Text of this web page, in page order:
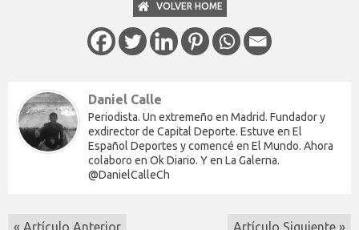
VOLVER HOME
Daniel Calle
Periodista. Un extremeño en Madrid. Fundador y
exdirector de Capital Deporte. Estuve en El
Español Deportes y comencé en El Mundo. Ahora
colaboro en Ok Diario. Y en La Galerna.
@DanielCalleCh
« Artículo Anterior Artículo Siguiente »